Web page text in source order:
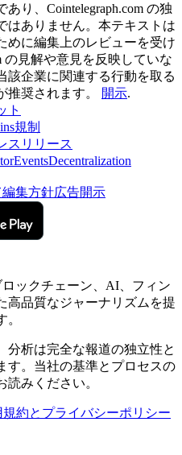
り、Cointelegraph.com の独
はありません。本テキストは
めに編集上のレビューを受け
の見解や意見を反映していな
該企業に関連する行動を取る
推奨されます。
開示.
ト
規制
スリリース
EventsDecentralization
編集方針広告開示
ロックチェーン、AI、フィン
高品質なジャーナリズムを提
分析は完全な報道の独立性と
す。当社の基準とプロセスの
読みください。
規約とプライバシーポリシー